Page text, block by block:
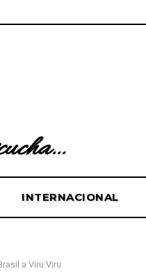
INTERNACIONAL
a Viru Viru